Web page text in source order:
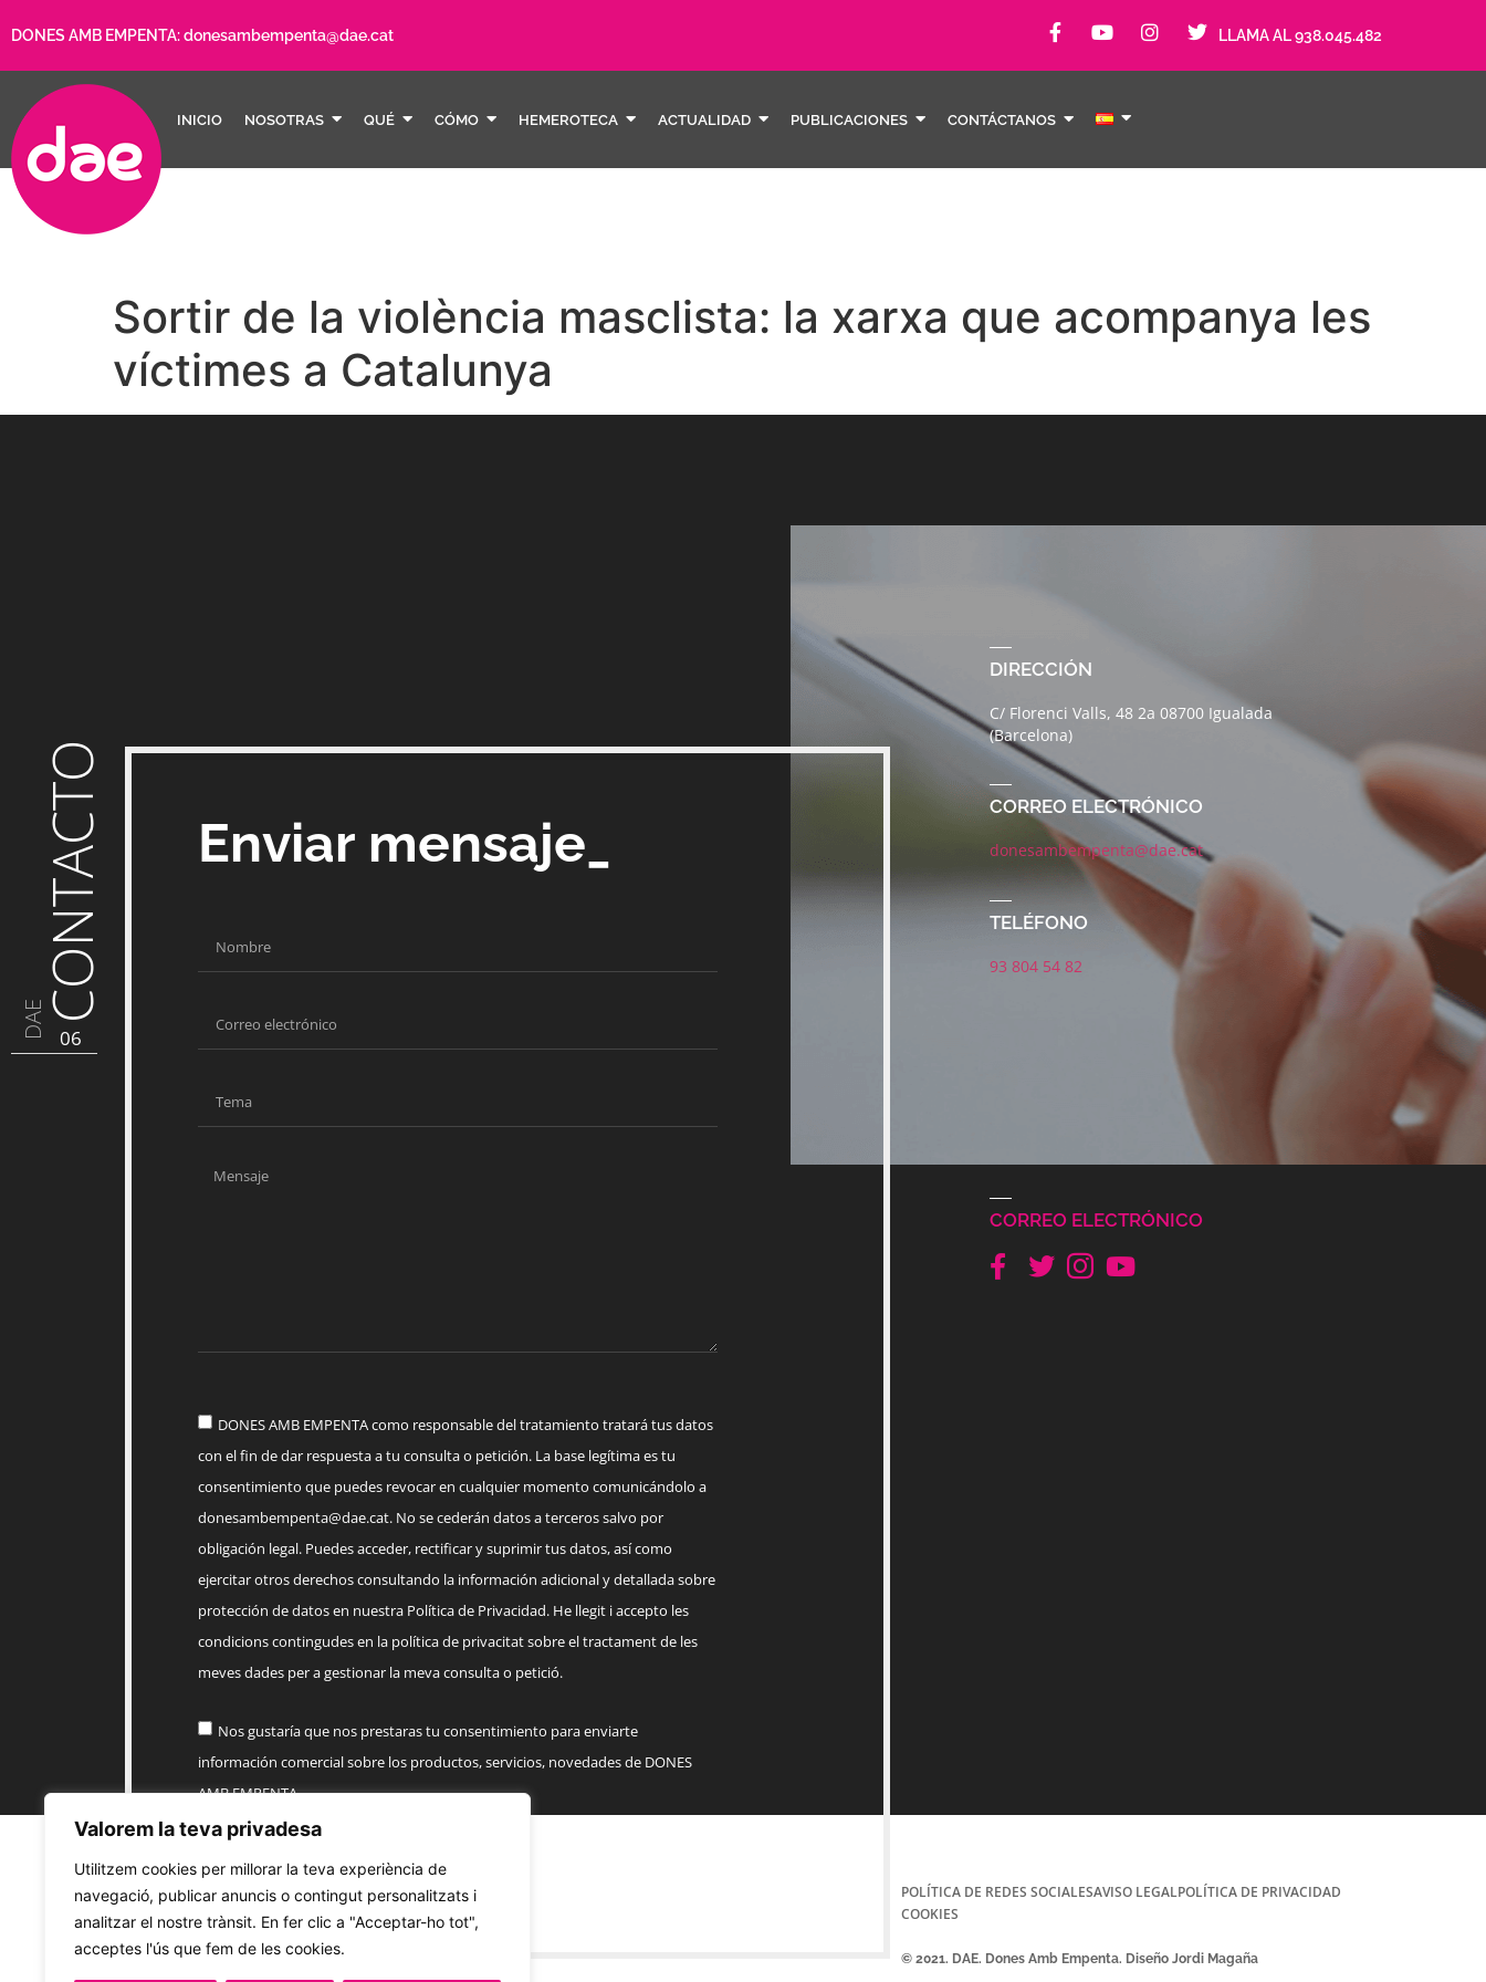
Valorem la teva privadesa
Utilitzem cookies per millorar la teva experiència de
navegació, publicar anuncis o contingut personalitzats i
analitzar el nostre trànsit. En fer clic a "Acceptar-ho tot",
acceptes l'ús que fem de les cookies.
DONES AMB EMPENTA:donesambempenta@dae.cat LLAMA AL 938.045.482
INICIO NOSOTRAS QUÉ CÓMO HEMEROTECA ACTUALIDAD PUBLICACIONES CONTÁCTANOS
Sortir de la violència masclista: la xarxa que acompanya les
víctimes a Catalunya
DAE CONTACTO
06
Enviar mensaje_
DONES AMB EMPENTA como responsable del tratamiento tratará tus datos
con el fin de dar respuesta a tu consulta o petición. La base legítima es tu
consentimiento que puedes revocar en cualquier momento comunicándolo a
donesambempenta@dae.cat. No se cederán datos a terceros salvo por
obligación legal. Puedes acceder, rectificar y suprimir tus datos, así como
ejercitar otros derechos consultando la información adicional y detallada sobre
protección de datos en nuestra Política de Privacidad. He llegit i accepto les
condicions contingudes en la política de privacitat sobre el tractament de les
meves dades per a gestionar la meva consulta o petició.
Nos gustaría que nos prestaras tu consentimiento para enviarte
información comercial sobre los productos, servicios, novedades de DONES
AMB EMPENTA
Enviar
DIRECCIÓN
C/ Florenci Valls, 48 2a 08700 Igualada
(Barcelona)
CORREO ELECTRÓNICO
donesambempenta@dae.cat
TELÉFONO
93 804 54 82
CORREO ELECTRÓNICO
POLÍTICA DE REDES SOCIALESAVISO LEGALPOLÍTICA DE PRIVACIDAD
COOKIES
© 2021. DAE. Dones Amb Empenta. Diseño Jordi Magaña